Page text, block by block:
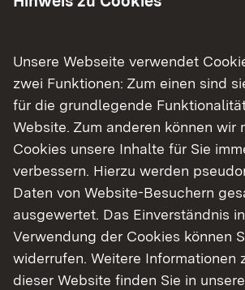
Studiengangsuche schnell den
Studienplatz. Außerdem gibt's
Schritt-Anleitung zu deinem
Finde dein Studium in Baden-
Unsere Webseite verwendet
zwei Funktionen: Zum einen sind
für die grundlegende
Website. Zum anderen können wir
Cookies unsere Inhalte für Sie
verbessern. Hierzu werden
Daten von Website-Besuchern
ausgewertet. Das Einverständnis
Verwendung der Cookies können
widerrufen. Weitere Informationen
dieser Website finden Sie in